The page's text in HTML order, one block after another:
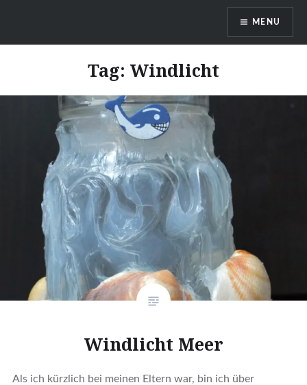
DragonDanielas Hobbyblog
MENU
Tag: Windlicht
Windlicht Meer
Als ich kürzlich bei meinen Eltern war, bin ich über